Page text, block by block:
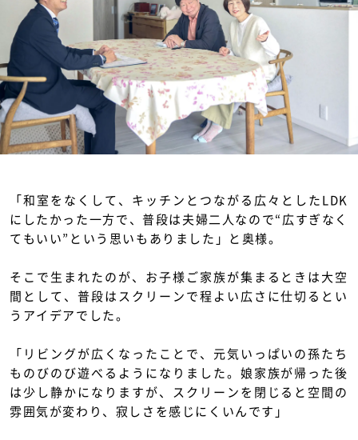
「和室をなくして、キッチンとつながる広々としたLDK
にしたかった一方で、普段は夫婦二人なので“広すぎなく
てもいい”という思いもありました」と奥様。
そこで生まれたのが、お子様ご家族が集まるときは大空
間として、普段はスクリーンで程よい広さに仕切るとい
うアイデアでした。
「リビングが広くなったことで、元気いっぱいの孫たち
ものびのび遊べるようになりました。娘家族が帰った後
は少し静かになりますが、スクリーンを閉じると空間の
雰囲気が変わり、寂しさを感じにくいんです」